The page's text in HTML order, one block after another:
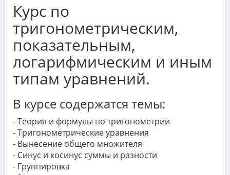
Синус и косинус суммы и разности
Группировка и разложение
Замена и сведение к квадратному
уравнению
Сведение к биквадратному
Курс по
тригонометрическим,
показательным,
логарифмическим и иным
типам уравнений.
В курсе содержатся темы:
- Теория и формулы по тригонометрии
​- Тригонометрические уравнения
- Вынесение общего множителя
- Синус и косинус суммы и разности
- Группировка